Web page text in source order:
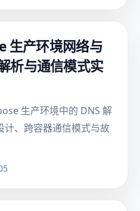
生产环境网络与
析与通信模式实
生产环境中的 DNS 解
计、跨容器通信模式与故